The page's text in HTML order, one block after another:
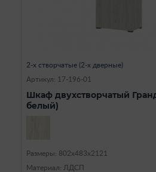
2-х створчатые (2-х дверные)
Артикул: 17-196-01
Шкаф двухстворчатый
белый)
Размеры: 802х483х2121
Материал: ЛДСП